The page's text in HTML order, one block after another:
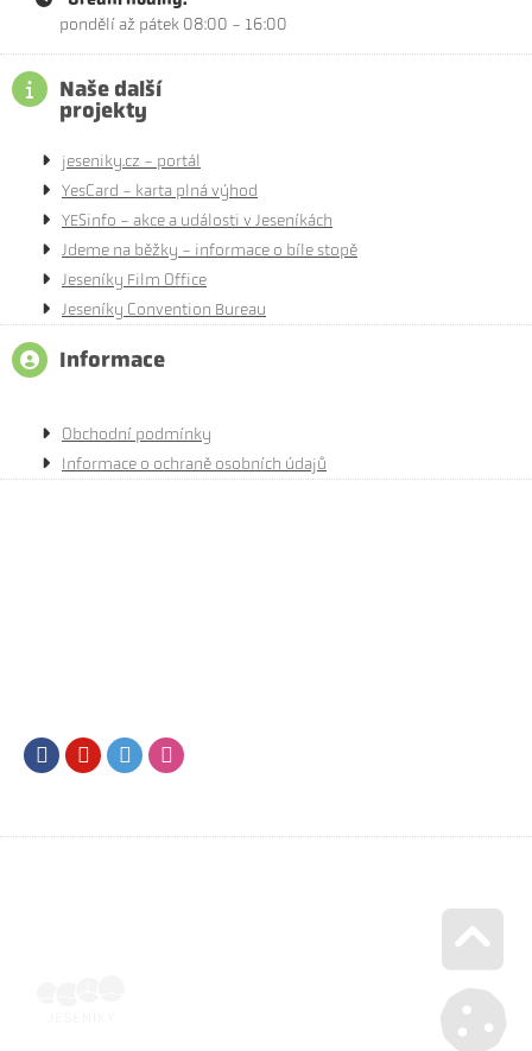
pondělí až pátek 08:00 - 16:00
Naše další
projekty
jeseniky.cz - portál
YesCard - karta plná výhod
YESinfo - akce a události v Jeseníkách
Jdeme na běžky - informace o bíle stopě
Jeseníky Film Office
Jeseníky Convention Bureau
Informace
Obchodní podmínky
Informace o ochraně osobních údajů
FacebookYoutubeTwitter
Go